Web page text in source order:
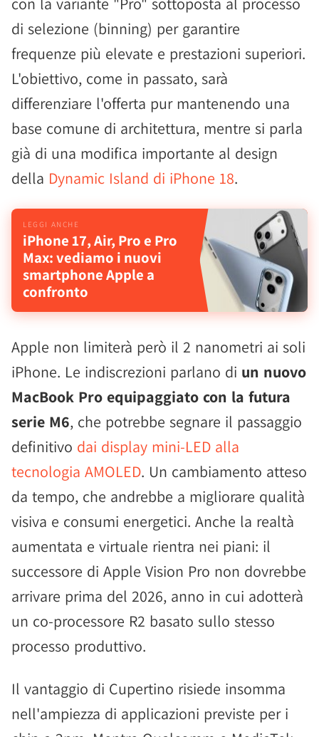
di selezione (binning) per garantire
frequenze più elevate e prestazioni superiori.
L'obiettivo, come in passato, sarà
differenziare l'offerta pur mantenendo una
base comune di architettura, mentre si parla
già di una modifica importante al design
della Dynamic Island di iPhone 18.
iPhone 17, Air, Pro e Pro
Max: vediamo i nuovi
smartphone Apple a
confronto
Apple non limiterà però il 2 nanometri ai soli
iPhone. Le indiscrezioni parlano di un nuovo
MacBook Pro equipaggiato con la futura
serie M6, che potrebbe segnare il passaggio
definitivo dai display mini-LED alla
tecnologia AMOLED. Un cambiamento atteso
da tempo, che andrebbe a migliorare qualità
visiva e consumi energetici. Anche la realtà
aumentata e virtuale rientra nei piani: il
successore di Apple Vision Pro non dovrebbe
arrivare prima del 2026, anno in cui adotterà
un co-processore R2 basato sullo stesso
processo produttivo.
Il vantaggio di Cupertino risiede insomma
nell'ampiezza di applicazioni previste per i